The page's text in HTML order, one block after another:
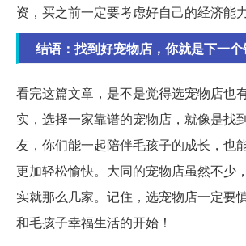
资，买之前一定要考虑好自己的经济能
结语：找到好宠物店，你就是下一个
看完这篇文章，是不是觉得选宠物店也
实，选择一家靠谱的宠物店，就像是找
友，你们能一起陪伴毛孩子的成长，也
更加轻松愉快。大同的宠物店虽然不少
实就那么几家。记住，选宠物店一定要
和毛孩子幸福生活的开始！